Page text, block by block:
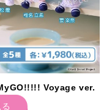
Voyage ver.